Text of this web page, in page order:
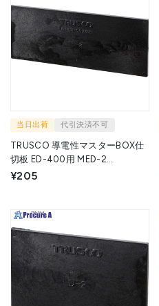
当日出荷 代引決済不可
TRUSCO 導電性マスターBOX仕
切板 ED-400用 MED-2
¥205